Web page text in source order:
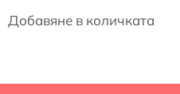
Добавяне в количката